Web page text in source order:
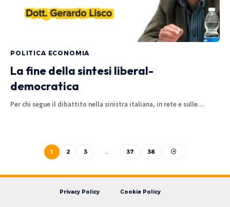
POLITICA ECONOMIA
La fine della sintesi liberal-
democratica
Per chi segue il dibattito nella sinistra italiana, in rete e sulle…
1 2 3 … 37 38
Privacy Policy Cookie Policy